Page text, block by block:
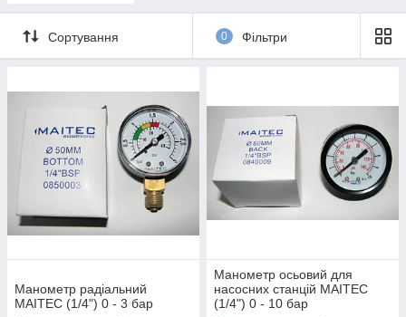
Сортування 0 Фільтри
Манометр радіальний
MAITEC (1/4") 0 - 3 бар
Манометр осьовий для
насосних станцій MAITEC
(1/4") 0 - 10 бар